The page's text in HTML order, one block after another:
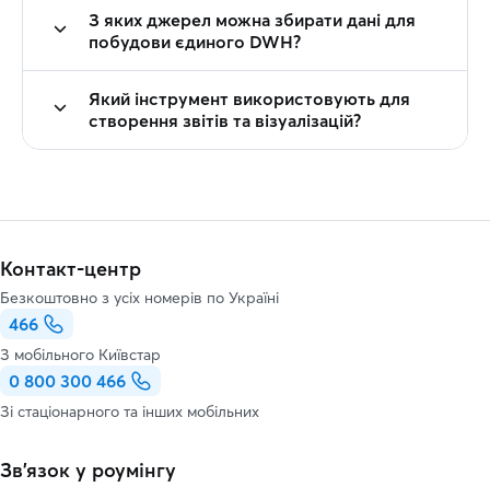
З яких джерел можна збирати дані для
побудови єдиного DWH?
Який інструмент використовують для
створення звітів та візуалізацій?
Контакт-центр
Безкоштовно з усіх номерів по Україні
466
З мобільного Київстар
0 800 300 466
Зі стаціонарного та інших мобільних
Зв’язок у роумінгу